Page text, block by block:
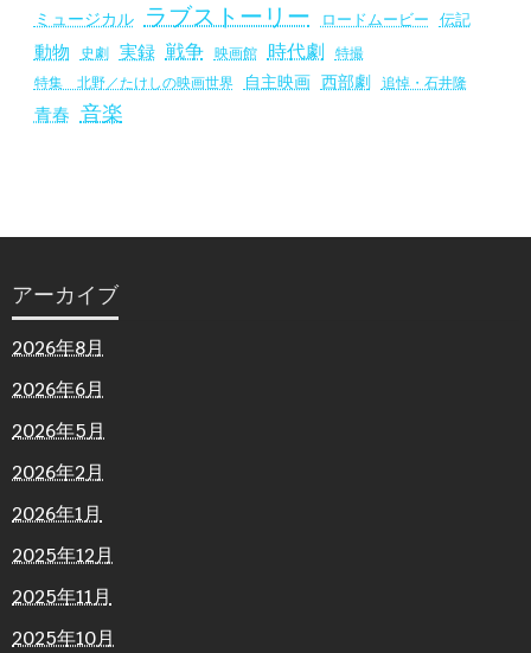
ミュージカル ラブストーリー ロードムービー 伝記
動物 史劇 実録 戦争 映画館 時代劇
特撮
特集 北野／たけしの映画世界
自主映画 西部劇 追悼・石井隆
青春 音楽
アーカイブ
2026年8月
2026年6月
2026年5月
2026年2月
2026年1月
2025年12月
2025年11月
2025年10月